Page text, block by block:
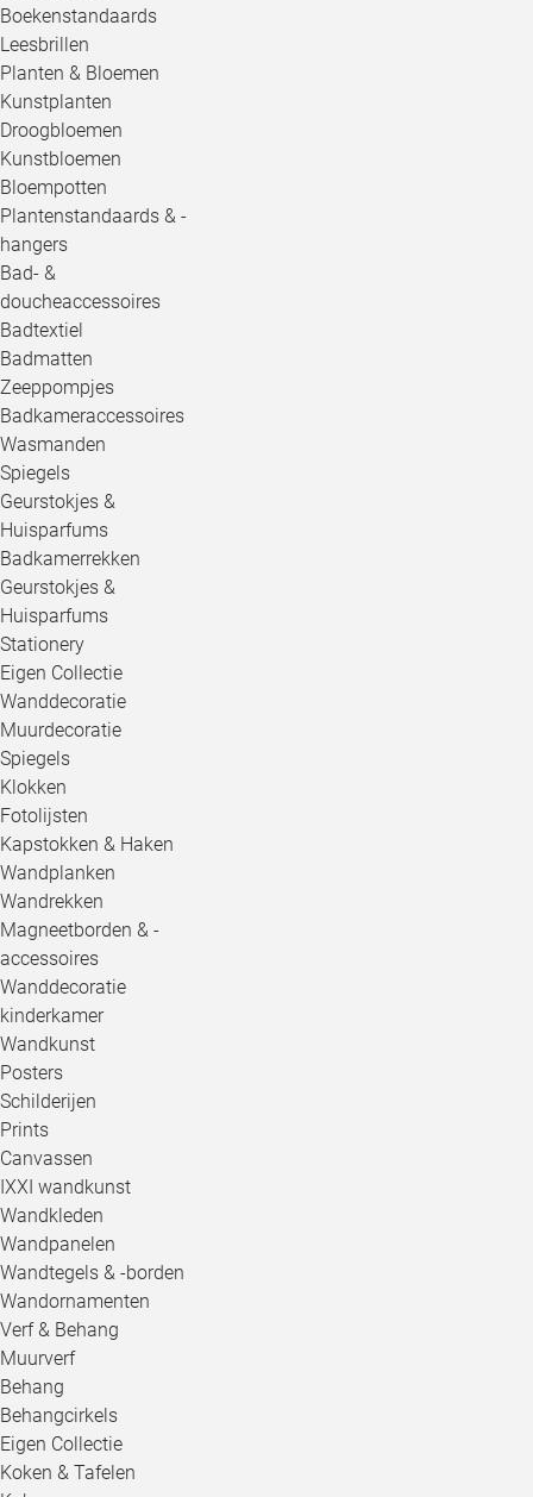
Boekenstandaards
Leesbrillen
Planten & Bloemen
Kunstplanten
Droogbloemen
Kunstbloemen
Bloempotten
Plantenstandaards & -
hangers
Bad- &
doucheaccessoires
Badtextiel
Badmatten
Zeeppompjes
Badkameraccessoires
Wasmanden
Spiegels
Geurstokjes &
Huisparfums
Badkamerrekken
Geurstokjes &
Huisparfums
Stationery
Eigen Collectie
Wanddecoratie
Muurdecoratie
Spiegels
Klokken
Fotolijsten
Kapstokken & Haken
Wandplanken
Wandrekken
Magneetborden & -
accessoires
Wanddecoratie
kinderkamer
Wandkunst
Posters
Schilderijen
Prints
Canvassen
IXXI wandkunst
Wandkleden
Wandpanelen
Wandtegels & -borden
Wandornamenten
Verf & Behang
Muurverf
Behang
Behangcirkels
Eigen Collectie
Koken & Tafelen